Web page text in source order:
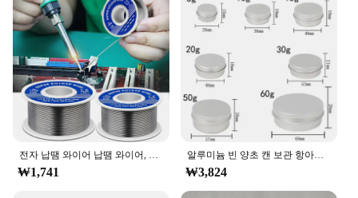
전자 납땜 와이어 납땜 와이어, 다목적 용접 와이어 플럭스 다리미 와이어 릴, 가정용 도구, 송진 코어 주석, 20g, 30g, 50g, 100g
₩1,741
알루미늄 빈 양초 캔 보관 항아리, 금속 원형 화장품 주석, 립 밤 살브 향신료용 나사 뚜껑 포함, 5g-60g, 로트당 10 개
₩3,824